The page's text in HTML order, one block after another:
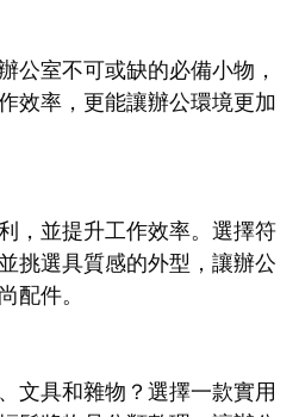
公室不可或缺的必備小物，
效率，更能讓辦公環境更加
，並提升工作效率。選擇符
挑選具質感的外型，讓辦公
配件。
文具和雜物？選擇一款實用